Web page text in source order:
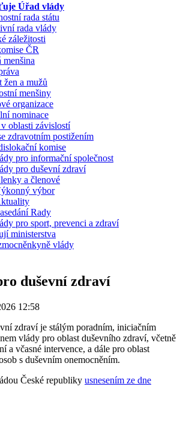
Úřad vlády
rada státu
rada vlády
záležitosti
ČR
menšina
žen a mužů
menšiny
organizace
nominace
oblasti závislostí
zdravotním postižením
komise
pro informační společnost
pro duševní zdraví
a členové
výbor
Rady
pro sport, prevenci a zdraví
ministerstva
vlády
duševní zdraví
12:58
zdraví je stálým poradním, iniciačním
vlády pro oblast duševního zdraví, včetně
a včasné intervence, a dále pro oblast
s duševním onemocněním.
České republiky usnesením ze dne